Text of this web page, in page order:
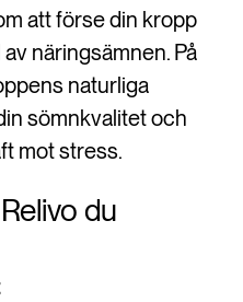
att förse din kropp
näringsämnen. På
naturliga
sömnkvalitet och
mot stress.
du